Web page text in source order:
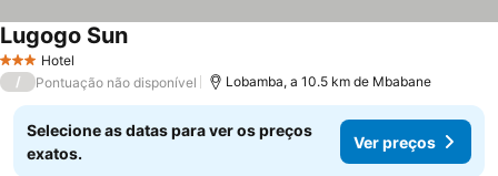
3 EstrelasHotel
Lugogo Sun
/ Pontuação não disponível Lobamba, a 10.5 km de Mbabane
Selecione as datas para ver os preços
exatos.
Ver preços